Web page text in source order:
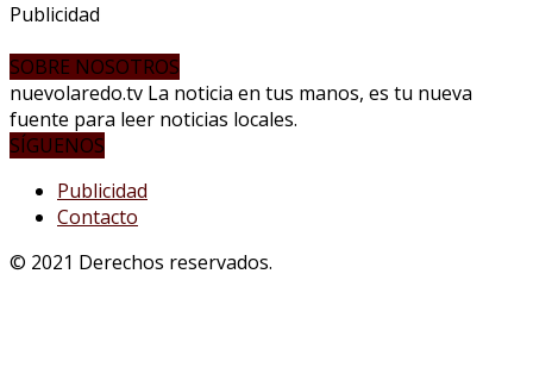
Publicidad
SOBRE NOSOTROS
nuevolaredo.tv La noticia en tus manos, es tu nueva
fuente para leer noticias locales.
SÍGUENOS
Publicidad
Contacto
© 2021 Derechos reservados.